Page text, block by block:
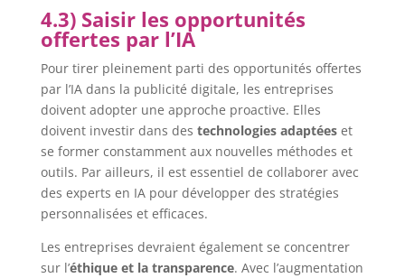
4.3) Saisir les opportunités
offertes par l’IA
Pour tirer pleinement parti des opportunités offertes
par l’IA dans la publicité digitale, les entreprises
doivent adopter une approche proactive. Elles
doivent investir dans des technologies adaptéeset
se former constamment aux nouvelles méthodes et
outils. Par ailleurs, il est essentiel de collaborer avec
des experts en IA pour développer des stratégies
personnalisées et efficaces.
Les entreprises devraient également se concentrer
sur l’éthique et la transparence. Avec l’augmentation